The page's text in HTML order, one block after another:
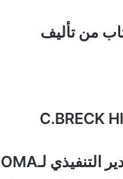
من تأليف
C.BRECK